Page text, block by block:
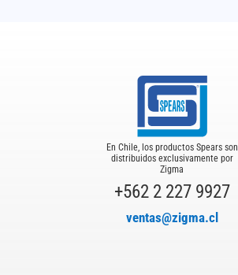
En Chile, los productos Spears son
distribuidos exclusivamente por
Zigma
+562 2 227 9927
ventas@zigma.cl